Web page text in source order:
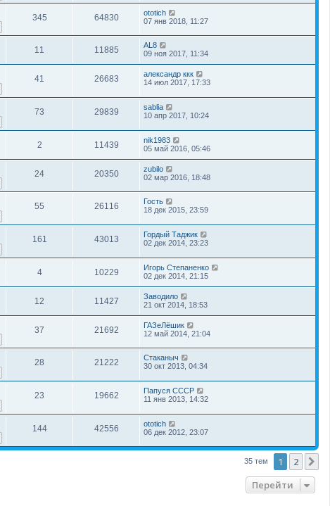
345 64830
ototich
07 янв 2018, 11:27
11 11885
AL8
09 ноя 2017, 11:34
41 26683
александр ккк
14 июл 2017, 17:33
73 29839
sablia
10 апр 2017, 10:24
2 11439
nik1983
05 май 2016, 05:46
24 20350
zubilo
02 мар 2016, 18:48
55 26116
Гость
18 дек 2015, 23:59
161 43013
Гордый Таджик
02 дек 2014, 23:23
4 10229
Игорь Степаненко
02 дек 2014, 21:15
12 11427
Заводило
21 окт 2014, 18:53
37 21692
ГАЗеЛёшик
12 май 2014, 21:04
28 21222
Стаканыч
30 окт 2013, 04:34
23 19662
Папуся СССР
11 янв 2013, 14:32
144 42556
ototich
06 дек 2012, 23:07
35 тем 1 2
Перейти